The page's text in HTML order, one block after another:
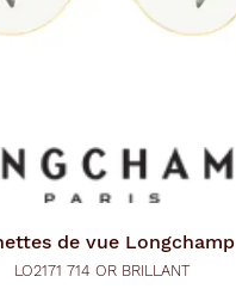
de vue Longchamp
LO2171 714 OR BRILLANT